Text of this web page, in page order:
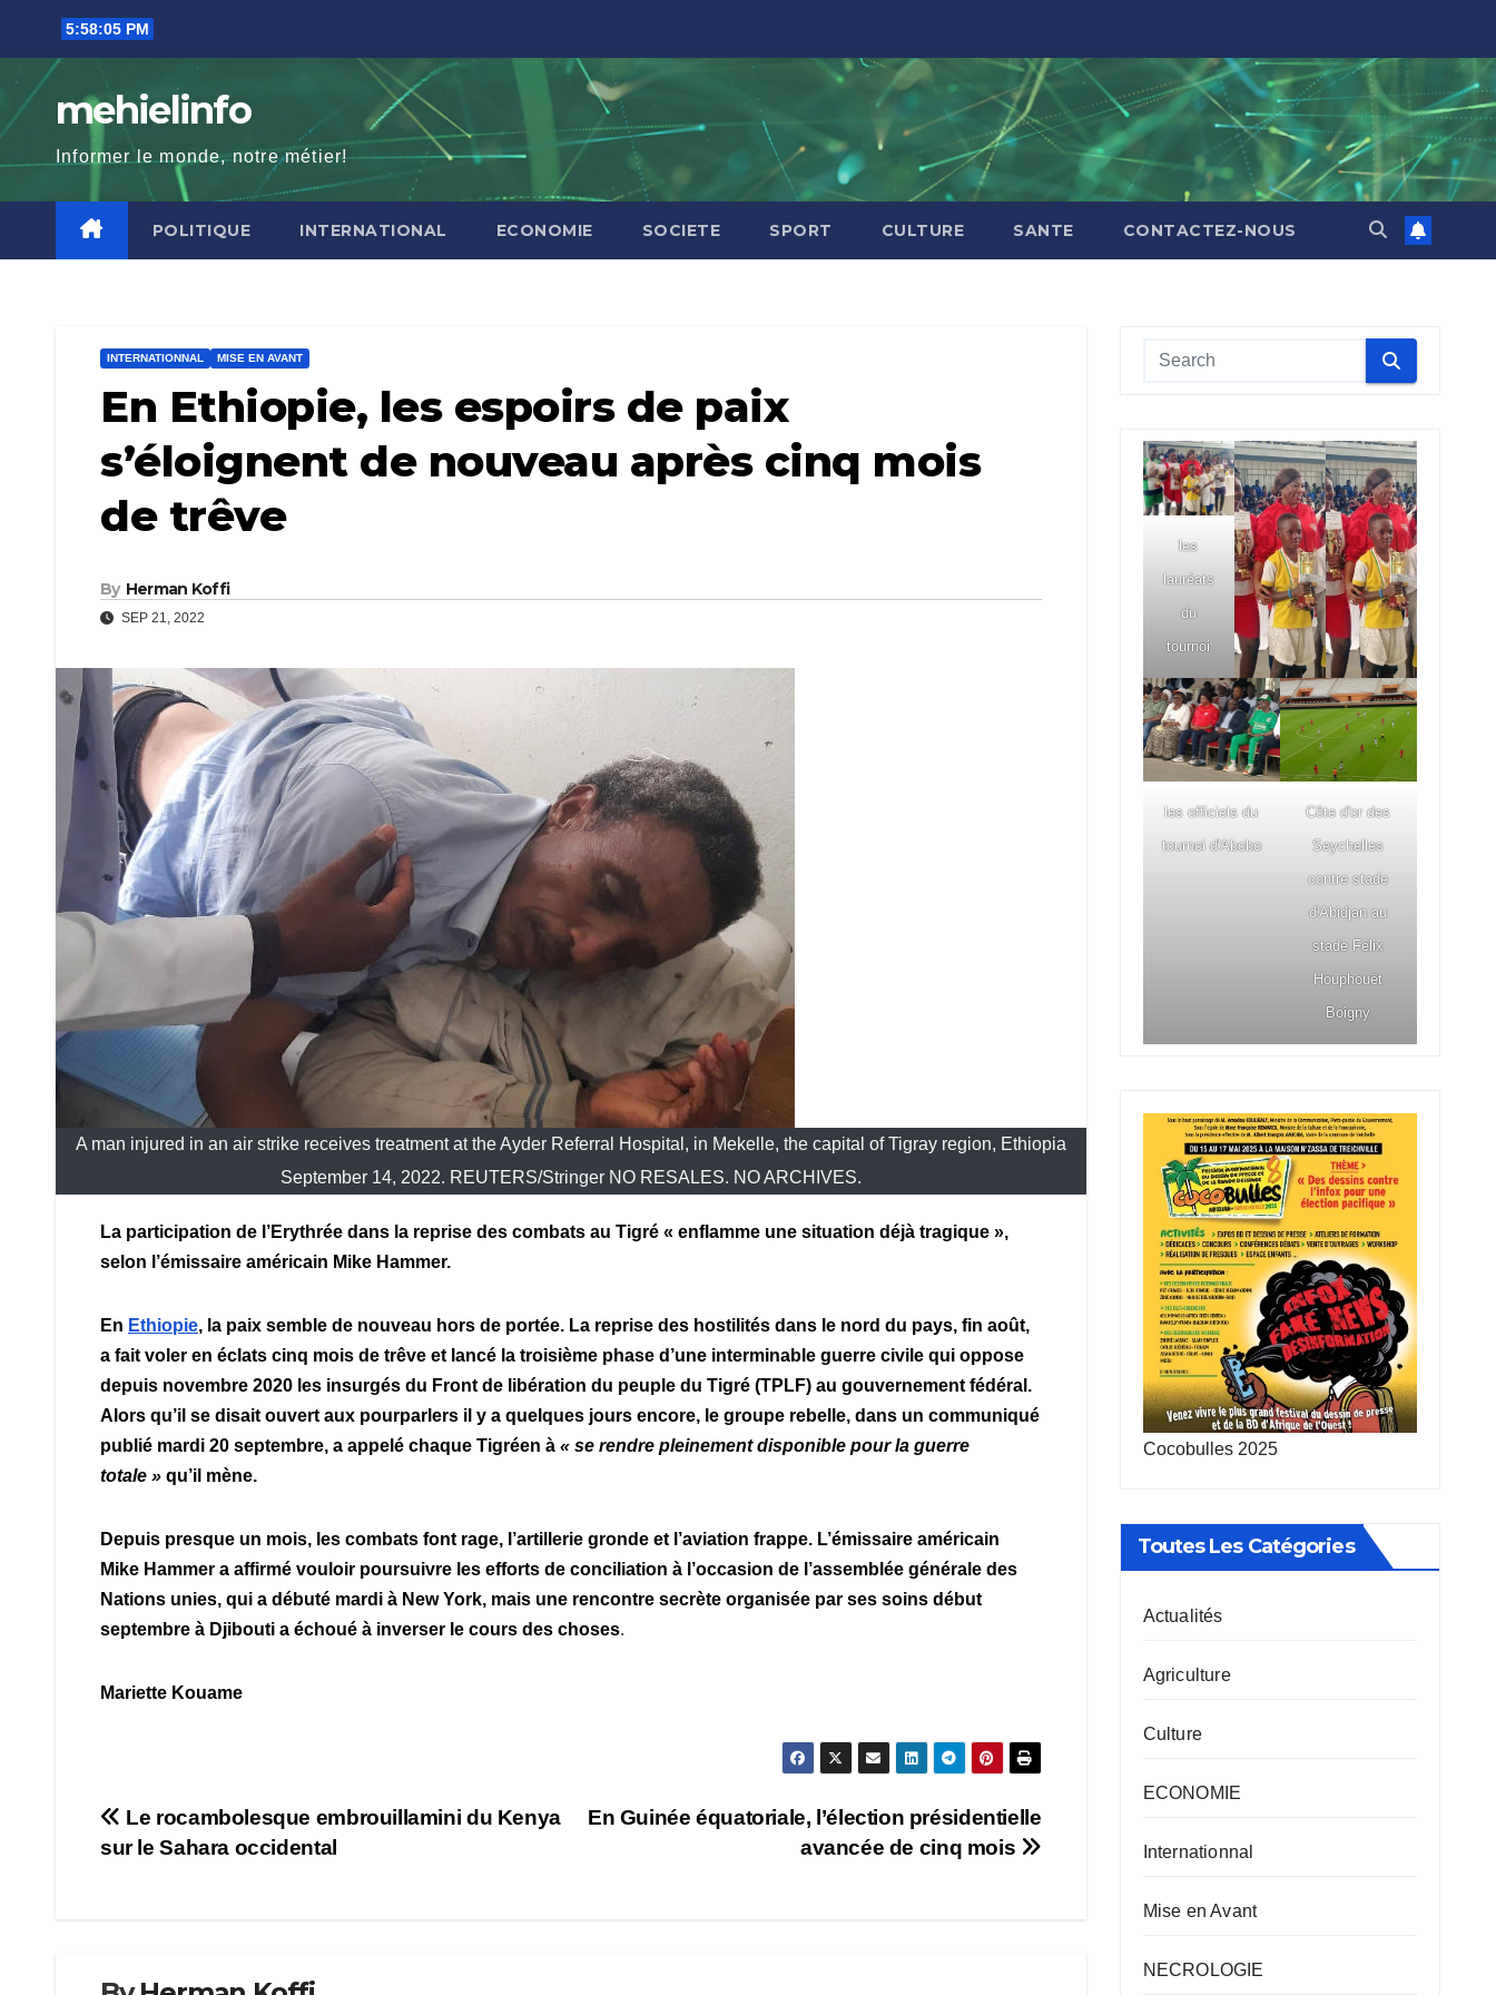
content
5:58:06 PM
mehielinfo
Informer le monde, notre métier!
POLITIQUE INTERNATIONAL ECONOMIE SOCIETE SPORT CULTURE SANTE CONTACTEZ-NOUS
INTERNATIONNAL MISE EN AVANT
En Ethiopie, les espoirs de paix
s’éloignent de nouveau après cinq mois
de trêve
By Herman Koffi
SEP 21, 2022
A man injured in an air strike receives treatment at the Ayder Referral Hospital, in Mekelle, the capital of Tigray region, Ethiopia
September 14, 2022. REUTERS/Stringer NO RESALES. NO ARCHIVES.
La participation de l’Erythrée dans la reprise des combats au Tigré « enflamme une situation déjà tragique »,
selon l’émissaire américain Mike Hammer.
En Ethiopie, la paix semble de nouveau hors de portée. La reprise des hostilités dans le nord du pays, fin août,
a fait voler en éclats cinq mois de trêve et lancé la troisième phase d’une interminable guerre civile qui oppose
depuis novembre 2020 les insurgés du Front de libération du peuple du Tigré (TPLF) au gouvernement fédéral.
Alors qu’il se disait ouvert aux pourparlers il y a quelques jours encore, le groupe rebelle, dans un communiqué
publié mardi 20 septembre, a appelé chaque Tigréen à « se rendre pleinement disponible pour la guerre
totale » qu’il mène.
Depuis presque un mois, les combats font rage, l’artillerie gronde et l’aviation frappe. L’émissaire américain
Mike Hammer a affirmé vouloir poursuivre les efforts de conciliation à l’occasion de l’assemblée générale des
Nations unies, qui a débuté mardi à New York, mais une rencontre secrète organisée par ses soins début
septembre à Djibouti a échoué à inverser le cours des choses.
Mariette Kouame
Navigation
En Guinée équatoriale, l’élection présidentielle
avancée de cinq mois
Le rocambolesque embrouillamini du Kenya
sur le Sahara occidental
les
lauréats
du
tournoi
les officiels du
tournoi d'Abobo
Côte d'or des
Seychelles
contre stade
d'Abidjan au
stade Félix
Houphouët
Boigny
Cocobulles 2025
Toutes Les Catégories
Actualités
Agriculture
Culture
ECONOMIE
Internationnal
Mise en Avant
NECROLOGIE